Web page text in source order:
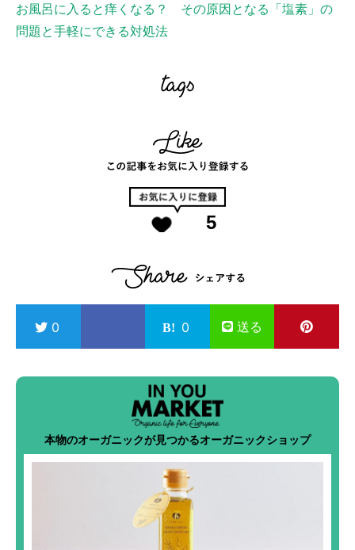
お風呂に入ると痒くなる？ その原因となる「塩素」の
問題と手軽にできる対処法
5
0 0 送る
本物のオーガニックが見つかるオーガニックショップ